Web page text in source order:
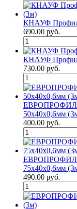
КНАУФ
690.00 руб.
КНАУФ
730.00 руб.
ЕВРОПРОФИЛЬ
50х40х0,6мм
400.00 руб.
ЕВРОПРОФИЛЬ
75х40х0,6мм
490.00 руб.